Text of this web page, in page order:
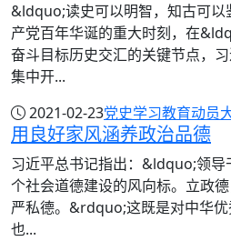
&ldquo;读史可以明智，知古可
产党百年华诞的重大时刻，在
奋斗目标历史交汇的关键节点，
集中开...
2021-02-23党史学习教育动员
用良好家风涵养政治品德
习近平总书记指出：&ldquo;领导
个社会道德建设的风向标。立政德
严私德。&rdquo;这既是对中华优
也...